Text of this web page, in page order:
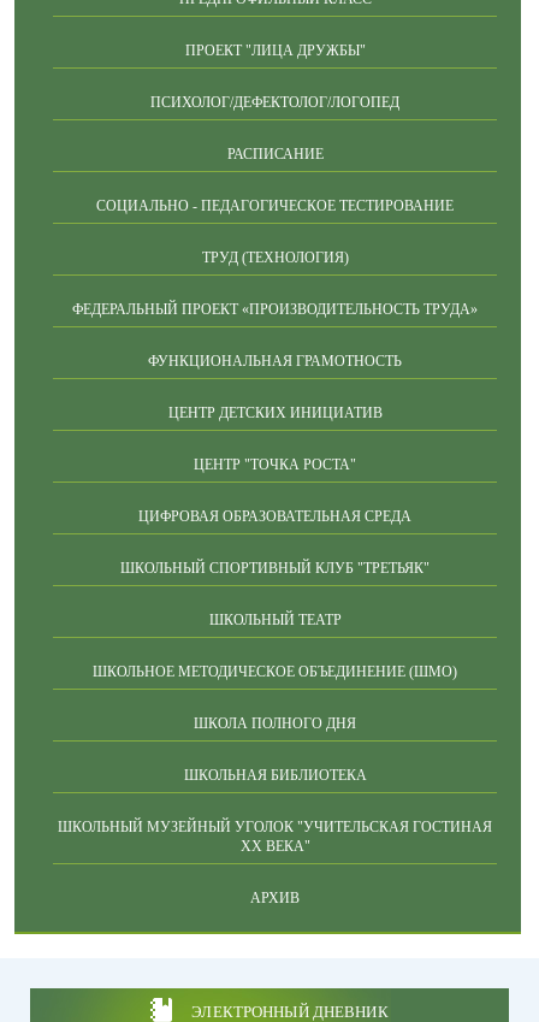
ПРОЕКТ "ЛИЦА ДРУЖБЫ"
ПСИХОЛОГ/ДЕФЕКТОЛОГ/ЛОГОПЕД
РАСПИСАНИЕ
СОЦИАЛЬНО - ПЕДАГОГИЧЕСКОЕ ТЕСТИРОВАНИЕ
ТРУД (ТЕХНОЛОГИЯ)
ФЕДЕРАЛЬНЫЙ ПРОЕКТ «ПРОИЗВОДИТЕЛЬНОСТЬ ТРУДА»
ФУНКЦИОНАЛЬНАЯ ГРАМОТНОСТЬ
ЦЕНТР ДЕТСКИХ ИНИЦИАТИВ
ЦЕНТР "ТОЧКА РОСТА"
ЦИФРОВАЯ ОБРАЗОВАТЕЛЬНАЯ СРЕДА
ШКОЛЬНЫЙ СПОРТИВНЫЙ КЛУБ "ТРЕТЬЯК"
ШКОЛЬНЫЙ ТЕАТР
ШКОЛЬНОЕ МЕТОДИЧЕСКОЕ ОБЪЕДИНЕНИЕ (ШМО)
ШКОЛА ПОЛНОГО ДНЯ
ШКОЛЬНАЯ БИБЛИОТЕКА
ШКОЛЬНЫЙ МУЗЕЙНЫЙ УГОЛОК "УЧИТЕЛЬСКАЯ ГОСТИНАЯ
ХХ ВЕКА"
АРХИВ
ЭЛЕКТРОННЫЙ ДНЕВНИК